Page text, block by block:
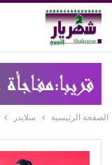
الصفحة الرئيسية سلايدر